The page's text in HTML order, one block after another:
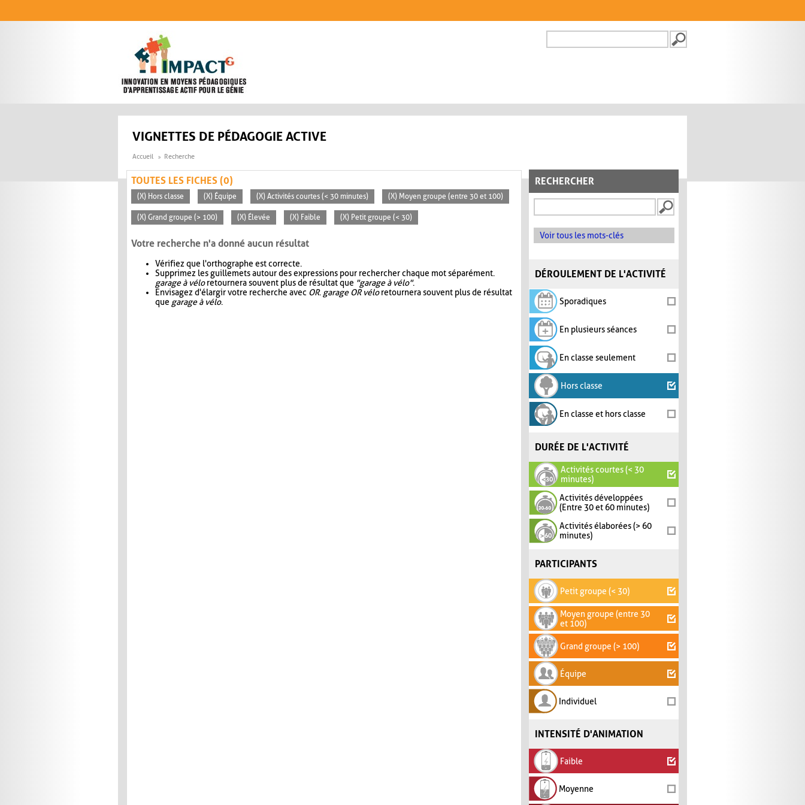
FORMULAIRE DE
VIGNETTES DE PÉDAGOGIE ACTIVE
Accueil Recherche
RECHERCHER
Voir tous les mots-clés
DÉROULEMENT DE L'ACTIVITÉ
Sporadiques
En plusieurs séances
En classe seulement
Hors classe
En classe et hors classe
DURÉE DE L'ACTIVITÉ
Activités courtes (< 30
minutes)
Activités développées
(Entre 30 et 60 minutes)
Activités élaborées (> 60
minutes)
PARTICIPANTS
Petit groupe (< 30)
Moyen groupe (entre 30
et 100)
Grand groupe (> 100)
Équipe
Individuel
INTENSITÉ D'ANIMATION
Faible
Moyenne
TOUTES LES FICHES (0)
(X) Hors classe (X) Équipe (X) Activités courtes (< 30 minutes) (X) Moyen groupe (entre 30 et 100)
(X) Grand groupe (> 100) (X) Élevée (X) Faible (X) Petit groupe (< 30)
Votre recherche n'a donné aucun résultat
Vérifiez que l'orthographe est correcte.
Supprimez les guillemets autour des expressions pour rechercher chaque mot séparément.
garage à véloretournera souvent plus de résultat que "garage à vélo".
Envisagez d'élargir votre recherche avec OR. garage OR véloretournera souvent plus de résultat
que garage à vélo.